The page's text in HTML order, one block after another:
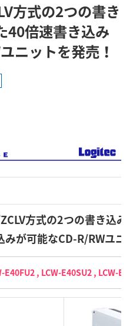
方式の2つの書き
40倍速書き込み
ニットを発売！
方式の2つの書き込み
が可能なCD-R/RWユニ
E40FU2 , LCW-E40SU2 , LCW-